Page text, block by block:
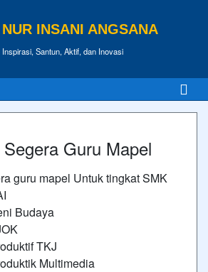
INSANI ANGSANA
Inspirasi, Santun, Aktif, dan Inovasi
Guru Mapel
guru mapel Untuk tingkat SMK
Budaya
TKJ
Multimedia